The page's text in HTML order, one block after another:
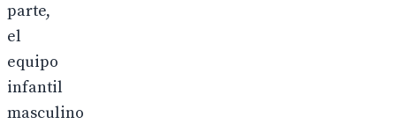
parte,
el
equipo
infantil
masculino